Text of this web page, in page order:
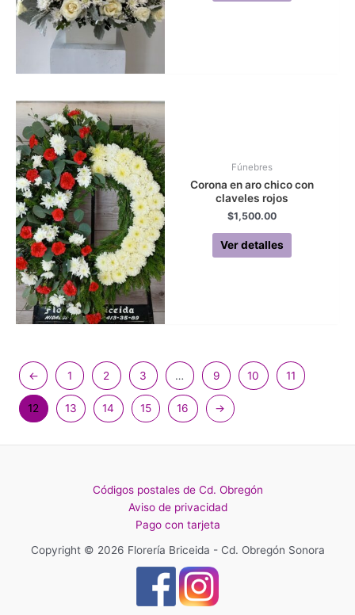
Fúnebres
Corona en aro chico con
claveles rojos
$1,500.00
Ver detalles
← 1 2 3 … 9 10 11
12 13 14 15 16 →
Códigos postales de Cd. Obregón
Aviso de privacidad
Pago con tarjeta
Copyright © 2026 Florería Briceida - Cd. Obregón Sonora